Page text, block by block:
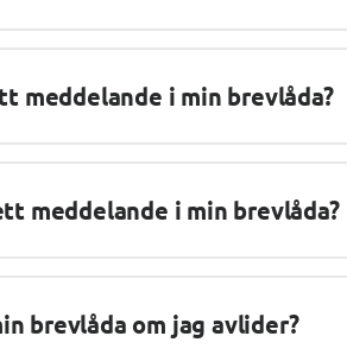
meddelande i min brevlåda?
meddelande i min brevlåda?
brevlåda om jag avlider?